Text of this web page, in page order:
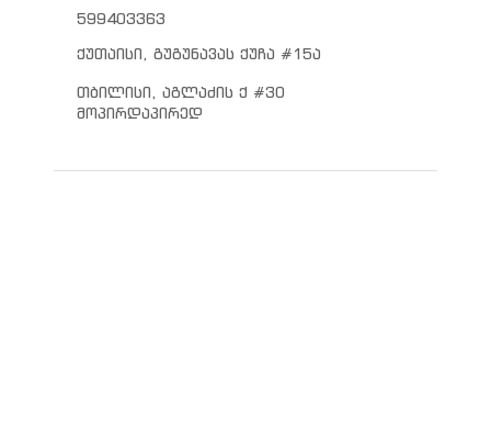
599403363
ქუთაისი, გუგუნავას ქუჩა #15ა
თბილისი, აგლაძის ქ #30
მოპირდაპირედ